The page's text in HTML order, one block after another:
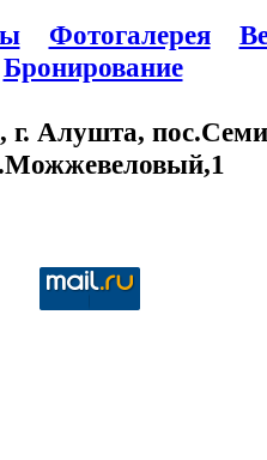
Фотогалерея
Бронирование
Алушта,